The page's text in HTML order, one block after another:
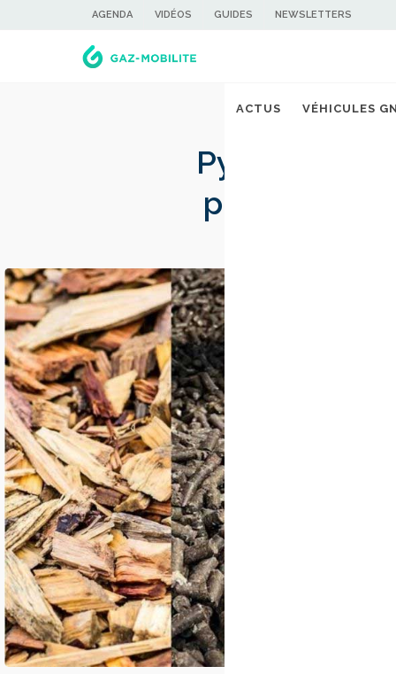
AGENDA VIDÉOS GUIDES NEWSLETTERS
ACTUS VÉHICULES
projets pour